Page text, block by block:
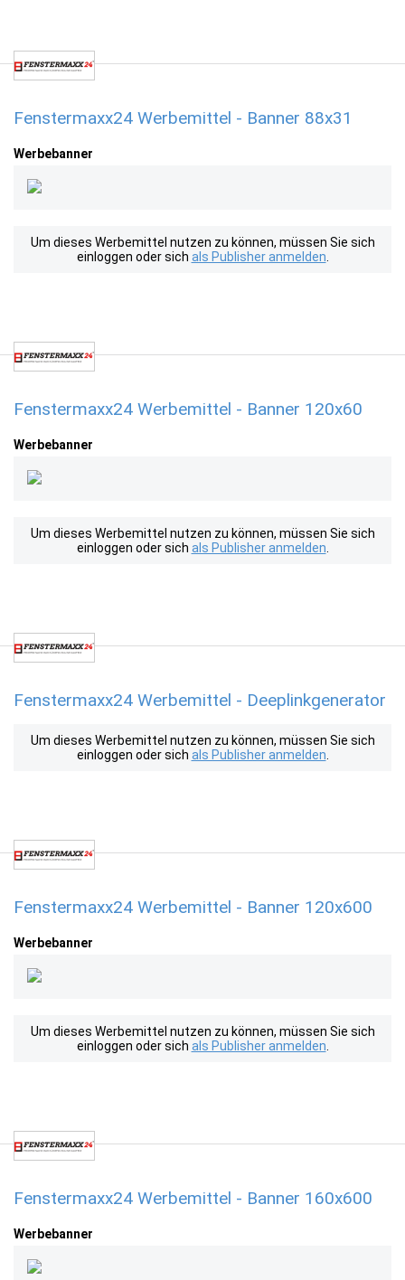
Fenstermaxx24 Werbemittel - Banner 88x31
Werbebanner
Um dieses Werbemittel nutzen zu können, müssen Sie sich
einloggen oder sich als Publisher anmelden
Fenstermaxx24 Werbemittel - Banner 120x60
Werbebanner
Um dieses Werbemittel nutzen zu können, müssen Sie sich
einloggen oder sich als Publisher anmelden
Fenstermaxx24 Werbemittel - Deeplinkgenerator
Um dieses Werbemittel nutzen zu können, müssen Sie sich
einloggen oder sich als Publisher anmelden
Fenstermaxx24 Werbemittel - Banner 120x600
Werbebanner
Um dieses Werbemittel nutzen zu können, müssen Sie sich
einloggen oder sich als Publisher anmelden
Fenstermaxx24 Werbemittel - Banner 160x600
Werbebanner